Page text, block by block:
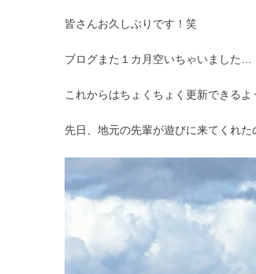
皆さんお久しぶりです！笑
ブログまた１カ月空いちゃいました…
これからはちょくちょく更新できる
先日、地元の先輩が遊びに来てくれ